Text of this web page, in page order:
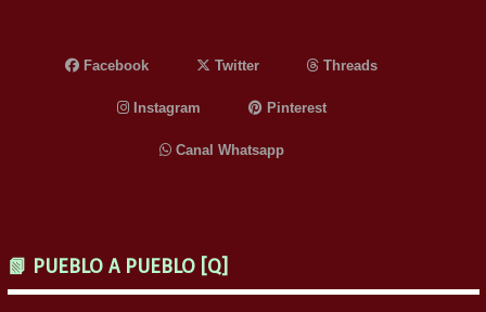
Facebook Twitter Threads
Instagram Pinterest
Canal Whatsapp
📗 PUEBLO A PUEBLO [Q]